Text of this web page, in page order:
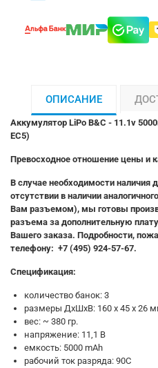
ОПИСАНИЕ
Аккумулятор LiPo B&C - 11.1v
EC5)
Превосходное отношение цены и
В случае необходимости наличия
отсутствии в наличии
Вам разъемом), мы готовы
разъема за дополнительную
Вашего заказа. Подробности,
телефону: +7 (495) 924-57-67.
Спецификация:
количество банок: 3
размеры ДхШхВ: 160 x 45 x 26
вес: ~ 380 гр.
напряжение: 11,1 В
емкость: 5000 mAh
рабочий ток разряда: 90С